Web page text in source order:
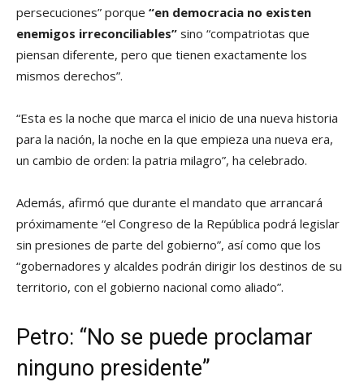
persecuciones” porque “en democracia no existen
enemigos irreconciliables” sino “compatriotas que
piensan diferente, pero que tienen exactamente los
mismos derechos”.
“Esta es la noche que marca el inicio de una nueva historia
para la nación, la noche en la que empieza una nueva era,
un cambio de orden: la patria milagro”, ha celebrado.
Además, afirmó que durante el mandato que arrancará
próximamente “el Congreso de la República podrá legislar
sin presiones de parte del gobierno”, así como que los
“gobernadores y alcaldes podrán dirigir los destinos de su
territorio, con el gobierno nacional como aliado”.
Petro: “No se puede proclamar
ninguno presidente”